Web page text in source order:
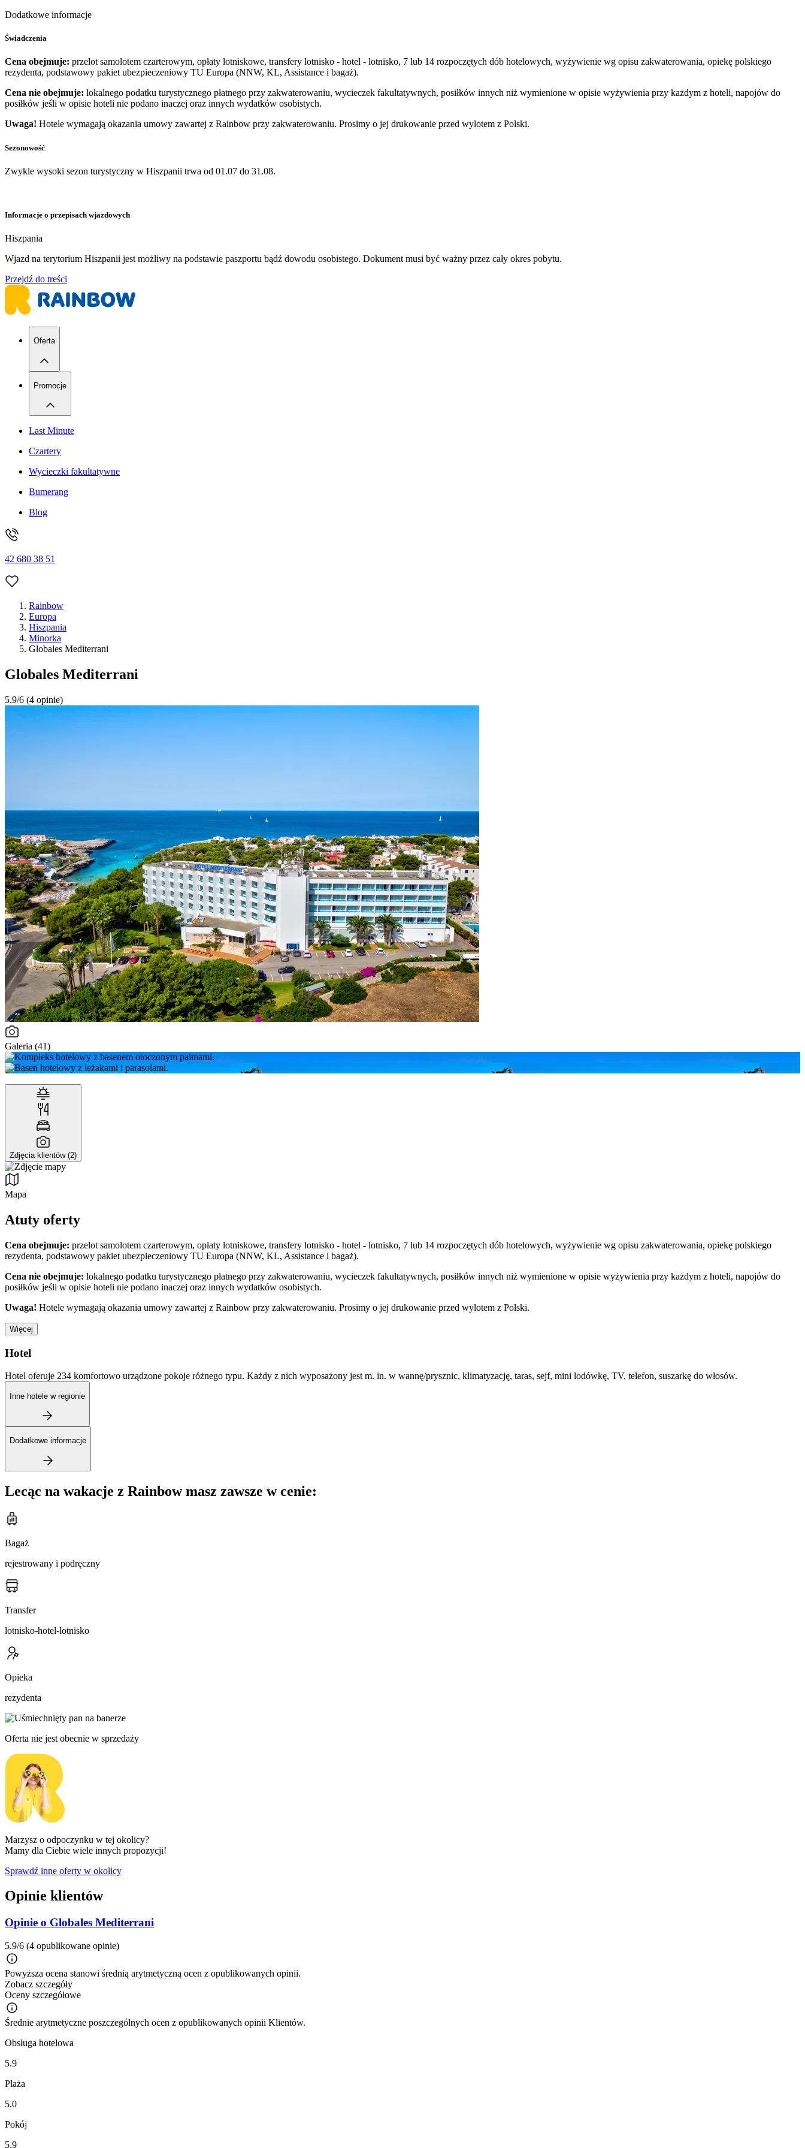
Dodatkowe informacje
Świadczenia
Cena obejmuje: przelot samolotem czarterowym, opłaty lotniskowe, transfery lotnisko - hotel - lotnisko, 7 lub 14 rozpoczętych dób hotelowych, wyżywienie wg opisu zakwaterowania, opiekę polskiego
rezydenta, podstawowy pakiet ubezpieczeniowy TU Europa (NNW, KL, Assistance i bagaż).
Cena nie obejmuje: lokalnego podatku turystycznego płatnego przy zakwaterowaniu, wycieczek fakultatywnych, posiłków innych niż wymienione w opisie wyżywienia przy każdym z hoteli, napojów do
posiłków jeśli w opisie hoteli nie podano inaczej oraz innych wydatków osobistych.
Uwaga! Hotele wymagają okazania umowy zawartej z Rainbow przy zakwaterowaniu. Prosimy o jej drukowanie przed wylotem z Polski.
Sezonowość
Zwykle wysoki sezon turystyczny w Hiszpanii trwa od 01.07 do 31.08.
Informacje o przepisach wjazdowych
Hiszpania
​Wjazd na terytorium Hiszpanii jest możliwy na podstawie paszportu bądź dowodu osobistego. Dokument musi być ważny przez cały okres pobytu.
Przejdź do treści
Oferta
Promocje
Last Minute
Czartery
Wycieczki fakultatywne
Bumerang
Blog
42 680 38 51
Rainbow
Europa
Hiszpania
Minorka
Globales Mediterrani
Globales Mediterrani
5.9/6 (4 opinie)
Galeria (41)
Zdjęcia klientów (2)
Mapa
Atuty oferty
Cena obejmuje: przelot samolotem czarterowym, opłaty lotniskowe, transfery lotnisko - hotel - lotnisko, 7 lub 14 rozpoczętych dób hotelowych, wyżywienie wg opisu zakwaterowania, opiekę polskiego
rezydenta, podstawowy pakiet ubezpieczeniowy TU Europa (NNW, KL, Assistance i bagaż).
Cena nie obejmuje: lokalnego podatku turystycznego płatnego przy zakwaterowaniu, wycieczek fakultatywnych, posiłków innych niż wymienione w opisie wyżywienia przy każdym z hoteli, napojów do
posiłków jeśli w opisie hoteli nie podano inaczej oraz innych wydatków osobistych.
Uwaga! Hotele wymagają okazania umowy zawartej z Rainbow przy zakwaterowaniu. Prosimy o jej drukowanie przed wylotem z Polski.
Więcej
Hotel
Hotel oferuje 234 komfortowo urządzone pokoje różnego typu. Każdy z nich wyposażony jest m. in. w wannę/prysznic, klimatyzację, taras, sejf, mini lodówkę, TV, telefon, suszarkę do włosów.
Inne hotele w regionie
Dodatkowe informacje
Lecąc na wakacje z Rainbow masz zawsze w cenie:
Bagaż
rejestrowany i podręczny
Transfer
lotnisko-hotel-lotnisko
Opieka
rezydenta
Oferta nie jest obecnie w sprzedaży
Marzysz o odpoczynku w tej okolicy?
Mamy dla Ciebie wiele innych propozycji!
Sprawdź inne oferty w okolicy
Opinie klientów
Opinie o Globales Mediterrani
5.9/6 (4 opublikowane opinie)
Powyższa ocena stanowi średnią arytmetyczną ocen z opublikowanych opinii.
Zobacz szczegóły
Oceny szczegółowe
Średnie arytmetyczne poszczególnych ocen z opublikowanych opinii Klientów.
Obsługa hotelowa
5.9
Plaża
5.0
Pokój
5.9